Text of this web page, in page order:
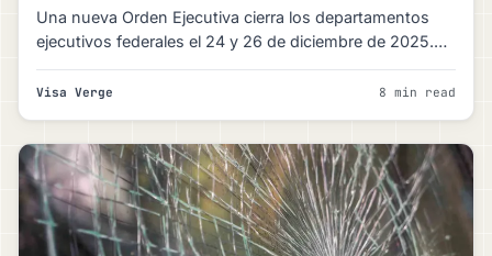
Una nueva Orden Ejecutiva cierra los departamentos
ejecutivos federales el 24 y 26 de diciembre de 2025.
Esto…
Visa Verge 8 min read